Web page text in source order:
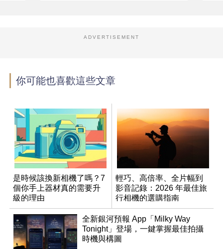
ADVERTISEMENT
你可能也喜歡這些文章
是時候該換新相機了嗎？7
個你手上器材真的需要升
級的理由
輕巧、高倍率、全片幅到
影音記錄：2026 年最佳旅
行相機的選購指南
全新銀河預報 App「Milky Way
Tonight」登場，一鍵掌握最佳拍攝
時機與構圖